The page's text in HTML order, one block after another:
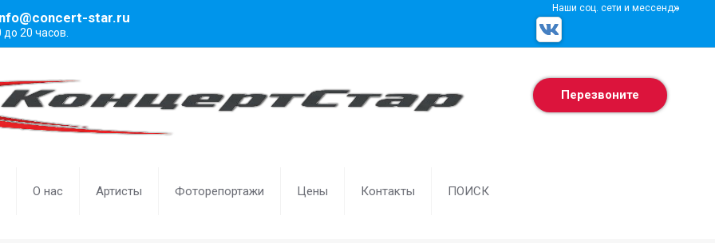
star.ru
до 20 часов.
Наши соц. сети и мессенджеры
О нас Артисты Фоторепортажи Цены Контакты ПОИСК
Перезвоните